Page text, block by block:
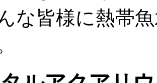
な皆様に熱帯